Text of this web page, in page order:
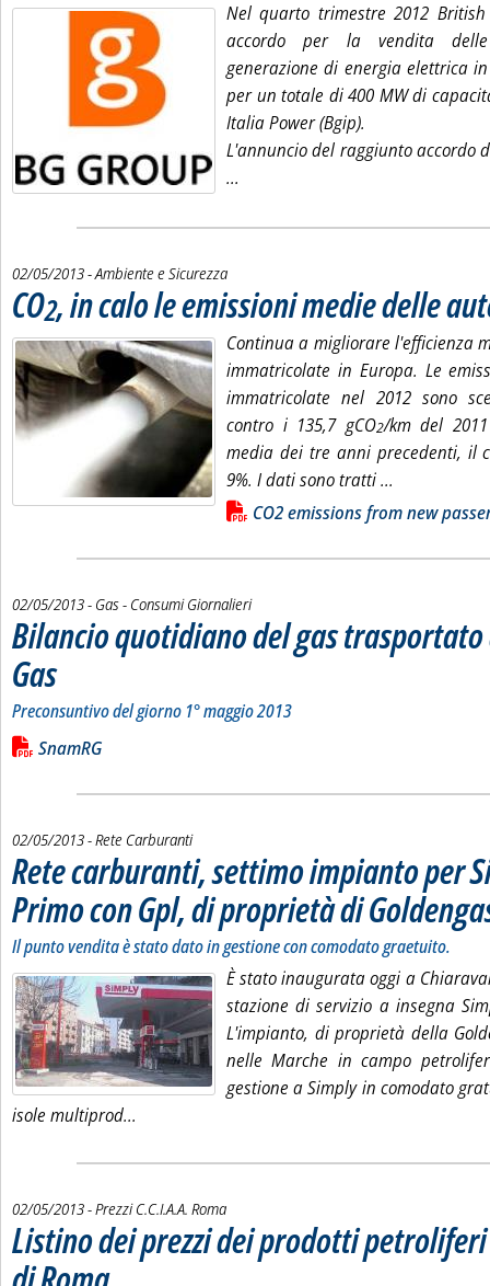
Nel quarto trimestre 2012
accordo per la vendita
generazione di energia elettrica
per un totale di 400 MW di
Italia Power (Bgip).
L'annuncio del raggiunto accordo
...
02/05/2013- Ambiente e Sicurezza
CO2, in calo le emissioni medie delle
Continua a migliorare l'efficienza
immatricolate in Europa. Le
immatricolate nel 2012 sono
contro i 135,7 gCO2/km del
media dei tre anni precedenti, il
9%. I dati sono tratti ...
Lista allegati PDF alla notiziaCO2 emissions from new
02/05/2013- Gas - Consumi Giornalieri
Bilancio quotidiano del gas trasportato
Gas. Sottotitolo: Preconsuntivo del giorno 1° maggio 2013
. Pubblicata giovedì 02 maggio 2013 alle 14.52.
Preconsuntivo del giorno 1° maggio 2013
Leggi tutta la notizia: 'Bilancio quotidiano del gas trasportato
Lista allegati PDF alla notizia
SnamRG
02/05/2013- Rete Carburanti
Rete carburanti, settimo impianto per
Primo con Gpl, di proprietà di
Il punto vendita è stato dato in gestione con comodato graetuito.
È stato inaugurata oggi a
stazione di servizio a insegna
L'impianto, di proprietà della
nelle Marche in campo
gestione a Simply in comodato
isole multiprod...
02/05/2013- Prezzi C.C.I.A.A. Roma
Listino dei prezzi dei prodotti
. Pubblicata giovedì 02 maggio 2013 alle 14.39.